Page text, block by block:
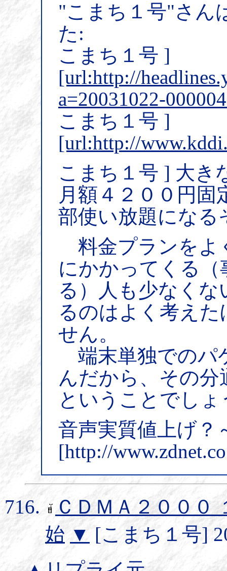
"こまち１号"さん
た:
こまち１号 ]
[url:http://
a=20031022-
こまち１号 ]
[url:http://
こまち１号 ] 大き
月額４２００円
部使い放題になる
料金プランをよ
にかかってくる
る）人も少なく
るのはよく考え
せん。
端末単独でのパ
んだから、その
ということでしょ
音声実質値上げ？
[http://
ＣＤＭＡ２０００
始 ▼ [こまち１号]